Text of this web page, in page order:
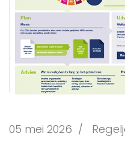
05 mei 2026 /